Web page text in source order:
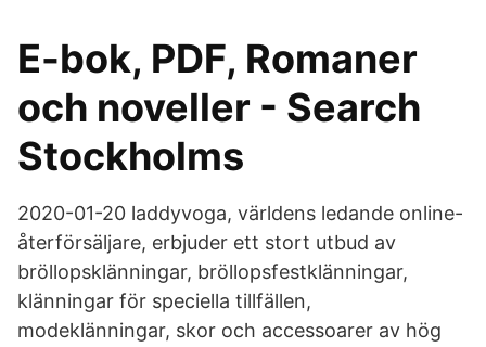
E-bok, PDF, Romaner
och noveller - Search
Stockholms
2020-01-20 laddyvoga, världens ledande online-
återförsäljare, erbjuder ett stort utbud av
bröllopsklänningar, bröllopsfestklänningar,
klänningar för speciella tillfällen,
modeklänningar, skor och accessoarer av hög